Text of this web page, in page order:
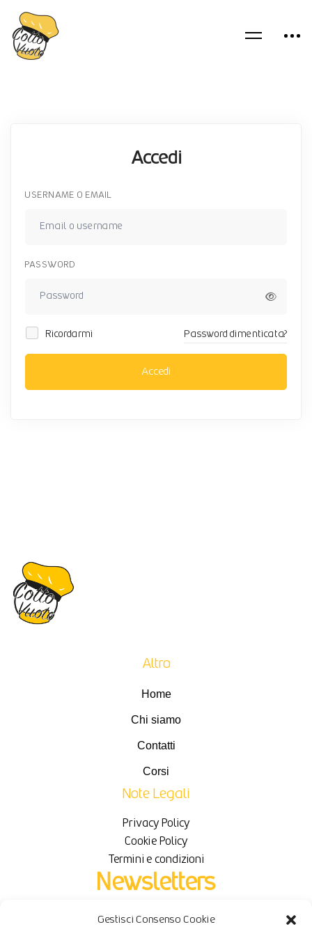
Gestisci Consenso Cookie
Accedi
USERNAME O EMAIL
PASSWORD
Ricordarmi Password dimenticata?
Accedi
Altro
Home
Chi siamo
Contatti
Corsi
Note Legali
Privacy Policy
Cookie Policy
Termini e condizioni
Newsletters
Iscriviti per ricevere novità e sconti in esclusiva.